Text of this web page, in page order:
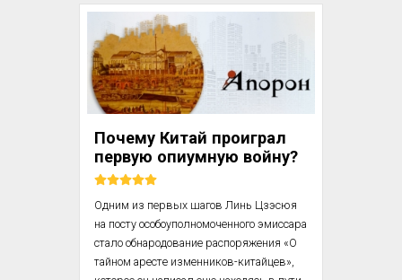
1714 года, перед самыми выборами,
епископ англиканской церкви
Аттербюри издал свой знаменитый
памфлет «Совет англичанина своим
соотечественникам-избирателям», в
котором он почти открыто побуждал к
поруганию либералов как первых
врагов церкви и блага народного. Вв...
Почему Китай проиграл
первую опиумную войну?
Одним из первых шагов Линь Цзэсюя
на посту особоуполномоченного эмиссара
стало обнародование распоряжения «‎О
тайном аресте изменников-китайцев»,